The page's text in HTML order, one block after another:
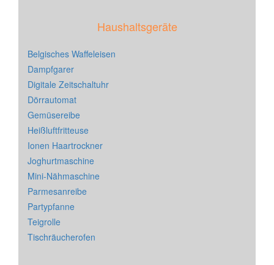
Haushaltsgeräte
Belgisches Waffeleisen
Dampfgarer
Digitale Zeitschaltuhr
Dörrautomat
Gemüsereibe
Heißluftfritteuse
Ionen Haartrockner
Joghurtmaschine
Mini-Nähmaschine
Parmesanreibe
Partypfanne
Teigrolle
Tischräucherofen